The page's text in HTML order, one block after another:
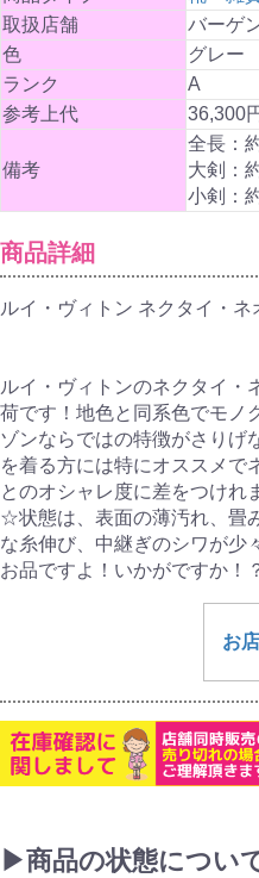
取扱店舗
バーゲ
色
グレー
ランク
A
参考上代
36,300
備考
全長：
大剣：
小剣：
商品詳細
ルイ・ヴィトン ネクタイ・
ルイ・ヴィトンのネクタイ・
荷です！地色と同系色でモノ
ゾンならではの特徴がさりげ
を着る方には特にオススメで
とのオシャレ度に差をつけれ
☆状態は、表面の薄汚れ、畳
な糸伸び、中継ぎのシワが少
お品ですよ！いかがですか！
お
▶商品の状態につい